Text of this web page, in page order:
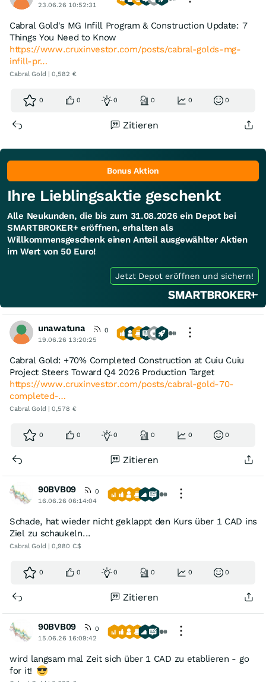
23.06.26 10:52:31
Cabral Gold's MG Infill Program & Construction Update: 7
Things You Need to Know
https://www.cruxinvestor.com/posts/cabral-golds-mg-
infill-pr…
Cabral Gold | 0,582 €
0 0 0 0 0 0
Zitieren
Bonus Aktion
Ihre Lieblingsaktie geschenkt
Alle Neukunden, die bis zum 31.08.2026 ein Depot bei
SMARTBROKER+ eröffnen, erhalten als
Willkommensgeschenk einen Anteil ausgewählter Aktien
im Wert von 50 Euro!
Jetzt Depot eröffnen und sichern!
unawatuna
0
19.06.26 13:20:25
Cabral Gold: +70% Completed Construction at Cuiu Cuiu
Project Steers Toward Q4 2026 Production Target
https://www.cruxinvestor.com/posts/cabral-gold-70-
completed-…
Cabral Gold | 0,578 €
0 0 0 0 0 0
Zitieren
90BVB09
0
16.06.26 06:14:04
Schade, hat wieder nicht geklappt den Kurs über 1 CAD ins
Ziel zu schaukeln...
Cabral Gold | 0,980 C$
0 0 0 0 0 0
Zitieren
90BVB09
0
15.06.26 16:09:42
wird langsam mal Zeit sich über 1 CAD zu etablieren - go
for it!